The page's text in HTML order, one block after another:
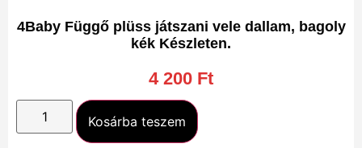
4Baby Függő plüss játszani vele dallam, bagoly
kék Készleten.
4 200 Ft
Kosárba teszem